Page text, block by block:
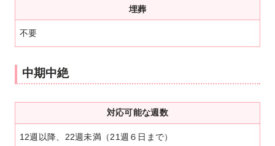
埋葬
不要
中期中絶
対応可能な週数
12週以降、22週未満（21週６日まで）